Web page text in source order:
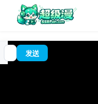
00:00
追
番
?发送